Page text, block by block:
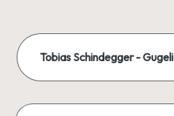
content
Tobias Schindegger - Gugeli